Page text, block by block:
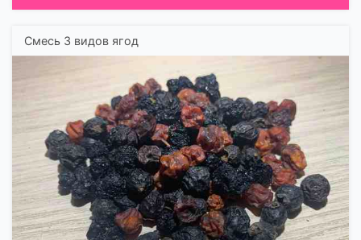
Смесь 3 видов ягод